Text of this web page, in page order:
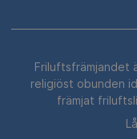
Friluftsfrämjandet
religiöst obunden
främjat